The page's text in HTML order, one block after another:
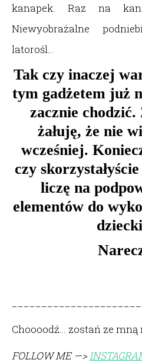
kanapek. Raz na
Niewyobrażalne
latorośl…
Tak czy inaczej
tym gadżetem już
zacznie chodzić.
żałuję, że nie
wcześniej.
czy
liczę na
elementów do
Choooodź… zostań ze mną
FOLLOW ME —>